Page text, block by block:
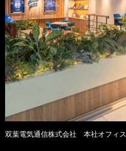
双葉電気通信株式会社 本社オフィス